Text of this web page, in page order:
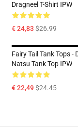
Dragneel T-Shirt IPW
€ 24,83 $26.99
Fairy Tail Tank Tops -
Natsu Tank Top IPW
€ 22,49$24.45